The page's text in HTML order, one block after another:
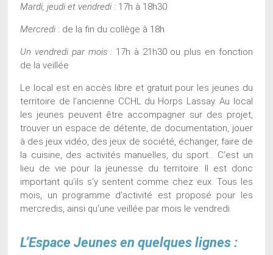
Mardi, jeudi et vendredi : 17h à 18h30
Mercredi : de la fin du collège à 18h
Un vendredi par mois : 17h à 21h30 ou plus en fonction
de la veillée
Le local est en accès libre et gratuit pour les jeunes du
territoire de l’ancienne CCHL du Horps Lassay. Au local
les jeunes peuvent être accompagner sur des projet,
trouver un espace de détente, de documentation, jouer
à des jeux vidéo, des jeux de société, échanger, faire de
la cuisine, des activités manuelles, du sport… C’est un
lieu de vie pour la jeunesse du territoire. Il est donc
important qu’ils s’y sentent comme chez eux. Tous les
mois, un programme d’activité est proposé pour les
mercredis, ainsi qu’une veillée par mois le vendredi.
L’Espace Jeunes en quelques lignes :